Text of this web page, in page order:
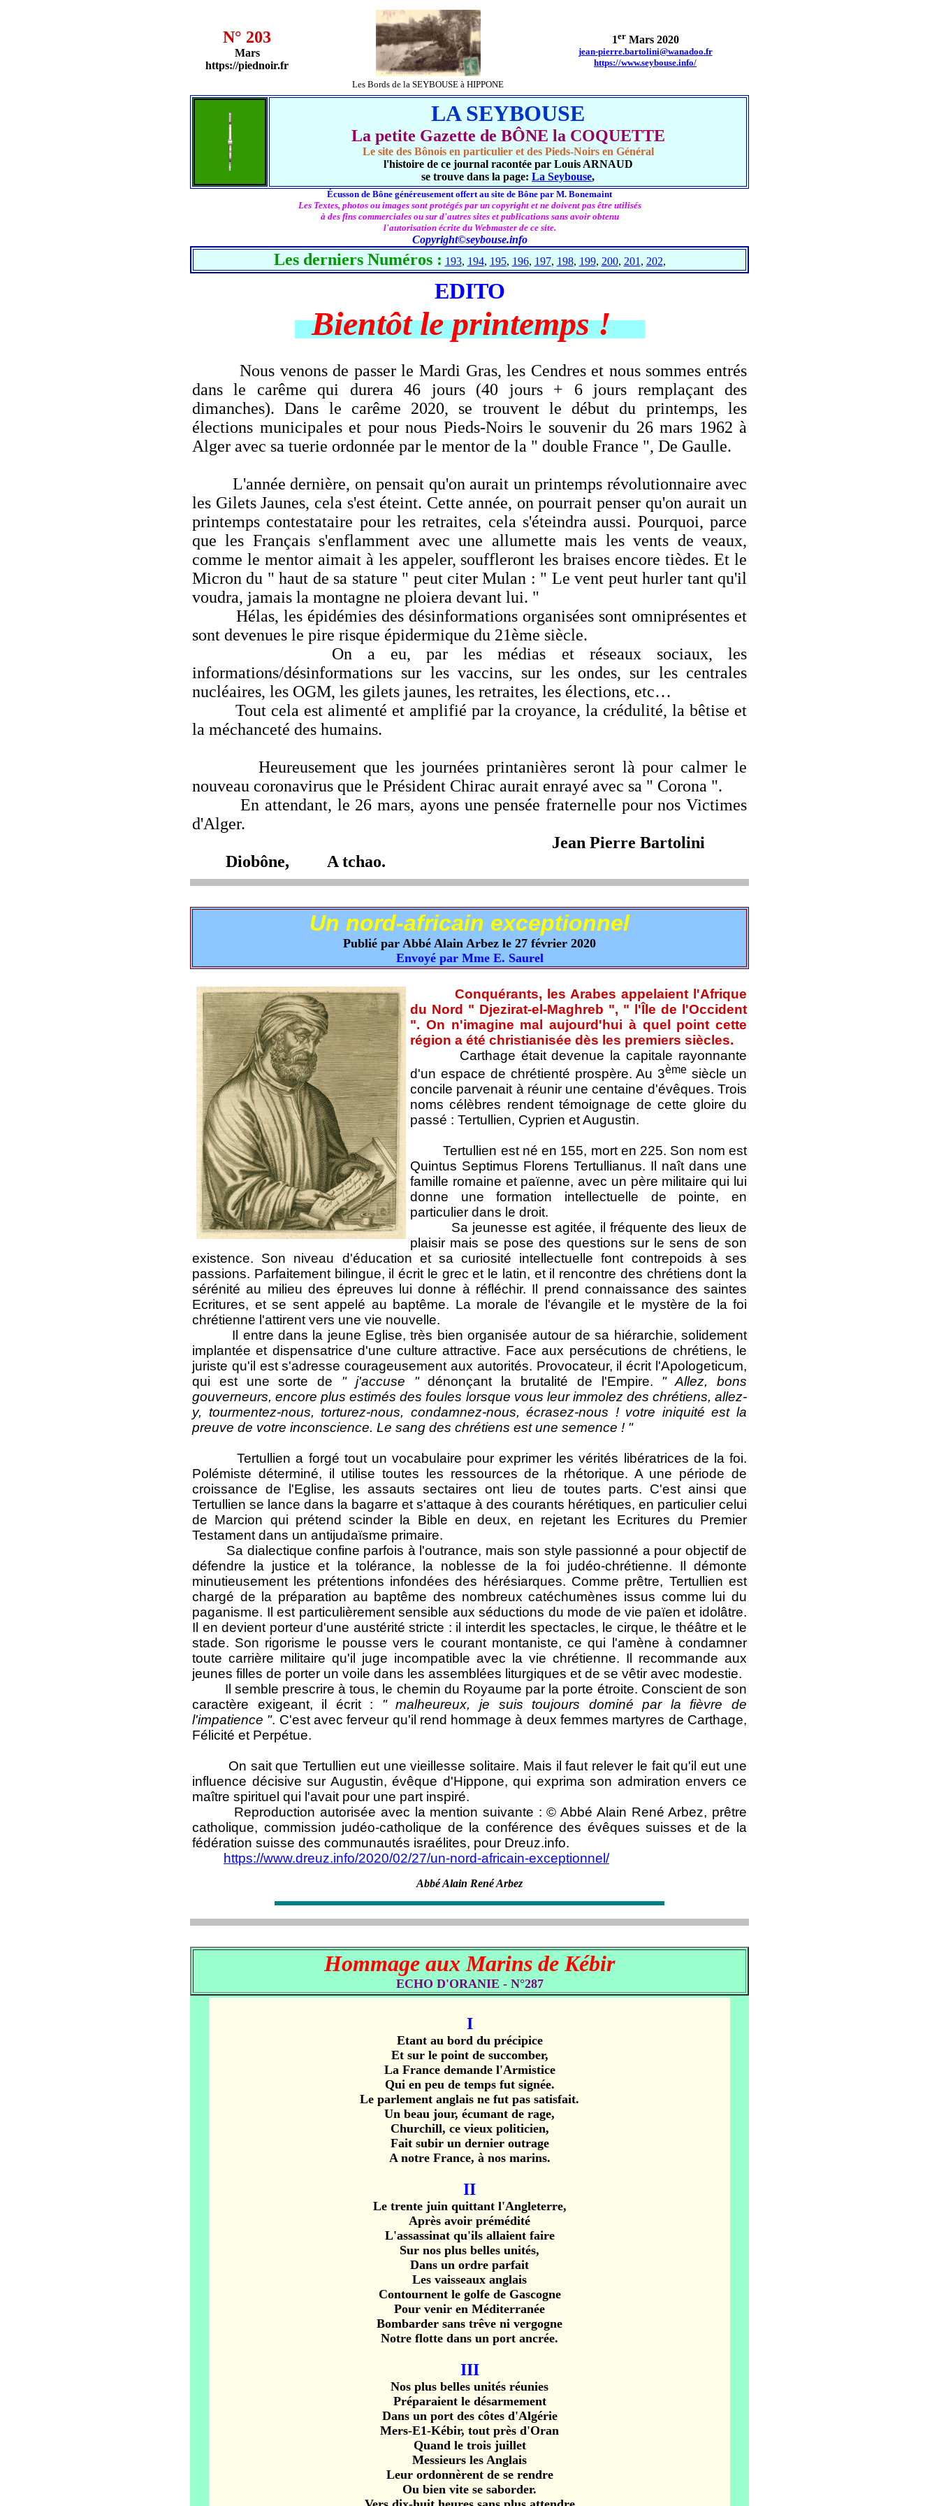
N° 203
Mars
https://piednoir.fr
Les Bords de la SEYBOUSE à HIPPONE
1erMars 2020
jean-pierre.bartolini@wanadoo.fr
https://www.seybouse.info/
LA SEYBOUSE
La petite Gazette de BÔNE la COQUETTE
Le site des Bônois en particulier et des Pieds-Noirs en Général
l'histoire de ce journal racontée par Louis ARNAUD
se trouve dans la page: La Seybouse,
Écusson de Bône généreusement offert au site de Bône par M. Bonemaint
Les Textes, photos ou images sont protégés par un copyright et ne doivent pas être utilisés
à des fins commerciales ou sur d'autres sites et publications sans avoir obtenu
l'autorisation écrite du Webmaster de ce site.
Copyright©seybouse.info
Les derniers Numéros : 193, 194, 195, 196, 197, 198, 199, 200, 201 , 202,
EDITO
Bientôt le printemps !
Nous venons de passer le Mardi Gras, les Cendres et nous sommes entrés
dans le carême qui durera 46 jours (40 jours + 6 jours remplaçant des
dimanches). Dans le carême 2020, se trouvent le début du printemps, les
élections municipales et pour nous Pieds-Noirs le souvenir du 26 mars 1962 à
Alger avec sa tuerie ordonnée par le mentor de la " double France ", De Gaulle.
L'année dernière, on pensait qu'on aurait un printemps révolutionnaire avec
les Gilets Jaunes, cela s'est éteint. Cette année, on pourrait penser qu'on aurait un
printemps contestataire pour les retraites, cela s'éteindra aussi. Pourquoi, parce
que les Français s'enflamment avec une allumette mais les vents de veaux,
comme le mentor aimait à les appeler, souffleront les braises encore tièdes. Et le
Micron du " haut de sa stature " peut citer Mulan : " Le vent peut hurler tant qu'il
voudra, jamais la montagne ne ploiera devant lui. "
Hélas, les épidémies des désinformations organisées sont omniprésentes et
sont devenues le pire risque épidermique du 21ème siècle.
On a eu, par les médias et réseaux sociaux, les
informations/désinformations sur les vaccins, sur les ondes, sur les centrales
nucléaires, les OGM, les gilets jaunes, les retraites, les élections, etc…
Tout cela est alimenté et amplifié par la croyance, la crédulité, la bêtise et
la méchanceté des humains.
Heureusement que les journées printanières seront là pour calmer le
nouveau coronavirus que le Président Chirac aurait enrayé avec sa " Corona ".
En attendant, le 26 mars, ayons une pensée fraternelle pour nos Victimes
d'Alger.
Jean Pierre Bartolini
Diobône, A tchao.
Un nord-africain exceptionnel
Publié par Abbé Alain Arbez le 27 février 2020
Envoyé par Mme E. Saurel
Conquérants, les Arabes appelaient l'Afrique
du Nord " Djezirat-el-Maghreb ", " l'Île de l'Occident
". On n'imagine mal aujourd'hui à quel point cette
région a été christianisée dès les premiers siècles.
Carthage était devenue la capitale rayonnante
d'un espace de chrétienté prospère. Au 3ème siècle un
concile parvenait à réunir une centaine d'évêques. Trois
noms célèbres rendent témoignage de cette gloire du
passé : Tertullien, Cyprien et Augustin.
Tertullien est né en 155, mort en 225. Son nom est
Quintus Septimus Florens Tertullianus. Il naît dans une
famille romaine et païenne, avec un père militaire qui lui
donne une formation intellectuelle de pointe, en
particulier dans le droit.
Sa jeunesse est agitée, il fréquente des lieux de
plaisir mais se pose des questions sur le sens de son
existence. Son niveau d'éducation et sa curiosité intellectuelle font contrepoids à ses
passions. Parfaitement bilingue, il écrit le grec et le latin, et il rencontre des chrétiens dont la
sérénité au milieu des épreuves lui donne à réfléchir. Il prend connaissance des saintes
Ecritures, et se sent appelé au baptême. La morale de l'évangile et le mystère de la foi
chrétienne l'attirent vers une vie nouvelle.
Il entre dans la jeune Eglise, très bien organisée autour de sa hiérarchie, solidement
implantée et dispensatrice d'une culture attractive. Face aux persécutions de chrétiens, le
juriste qu'il est s'adresse courageusement aux autorités. Provocateur, il écrit l'Apologeticum,
qui est une sorte de " j'accuse "dénonçant la brutalité de l'Empire. " Allez, bons
gouverneurs, encore plus estimés des foules lorsque vous leur immolez des chrétiens, allez-
y, tourmentez-nous, torturez-nous, condamnez-nous, écrasez-nous ! votre iniquité est la
preuve de votre inconscience. Le sang des chrétiens est une semence ! "
Tertullien a forgé tout un vocabulaire pour exprimer les vérités libératrices de la foi.
Polémiste déterminé, il utilise toutes les ressources de la rhétorique. A une période de
croissance de l'Eglise, les assauts sectaires ont lieu de toutes parts. C'est ainsi que
Tertullien se lance dans la bagarre et s'attaque à des courants hérétiques, en particulier celui
de Marcion qui prétend scinder la Bible en deux, en rejetant les Ecritures du Premier
Testament dans un antijudaïsme primaire.
Sa dialectique confine parfois à l'outrance, mais son style passionné a pour objectif de
défendre la justice et la tolérance, la noblesse de la foi judéo-chrétienne. Il démonte
minutieusement les prétentions infondées des hérésiarques. Comme prêtre, Tertullien est
chargé de la préparation au baptême des nombreux catéchumènes issus comme lui du
paganisme. Il est particulièrement sensible aux séductions du mode de vie païen et idolâtre.
Il en devient porteur d'une austérité stricte : il interdit les spectacles, le cirque, le théâtre et le
stade. Son rigorisme le pousse vers le courant montaniste, ce qui l'amène à condamner
toute carrière militaire qu'il juge incompatible avec la vie chrétienne. Il recommande aux
jeunes filles de porter un voile dans les assemblées liturgiques et de se vêtir avec modestie.
Il semble prescrire à tous, le chemin du Royaume par la porte étroite. Conscient de son
caractère exigeant, il écrit : " malheureux, je suis toujours dominé par la fièvre de
l'impatience ". C'est avec ferveur qu'il rend hommage à deux femmes martyres de Carthage,
Félicité et Perpétue.
On sait que Tertullien eut une vieillesse solitaire. Mais il faut relever le fait qu'il eut une
influence décisive sur Augustin, évêque d'Hippone, qui exprima son admiration envers ce
maître spirituel qui l'avait pour une part inspiré.
Reproduction autorisée avec la mention suivante : © Abbé Alain René Arbez, prêtre
catholique, commission judéo-catholique de la conférence des évêques suisses et de la
fédération suisse des communautés israélites, pour Dreuz.info.
https://www.dreuz.info/2020/02/27/un-nord-africain-exceptionnel/
Abbé Alain René Arbez
Hommage aux Marins de Kébir
ECHO D'ORANIE - N°287
I
Etant au bord du précipice
Et sur le point de succomber,
La France demande l'Armistice
Qui en peu de temps fut signée.
Le parlement anglais ne fut pas satisfait.
Un beau jour, écumant de rage,
Churchill, ce vieux politicien,
Fait subir un dernier outrage
A notre France, à nos marins.
II
Le trente juin quittant l'Angleterre,
Après avoir prémédité
L'assassinat qu'ils allaient faire
Sur nos plus belles unités,
Dans un ordre parfait
Les vaisseaux anglais
Contournent le golfe de Gascogne
Pour venir en Méditerranée
Bombarder sans trêve ni vergogne
Notre flotte dans un port ancrée.
III
Nos plus belles unités réunies
Préparaient le désarmement
Dans un port des côtes d'Algérie
Mers-E1-Kébir, tout près d'Oran
Quand le trois juillet
Messieurs les Anglais
Leur ordonnèrent de se rendre
Ou bien vite se saborder.